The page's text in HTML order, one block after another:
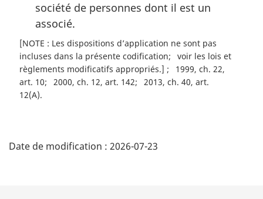
société de personnes dont il est un
associé.
[NOTE : Les dispositions d’application ne sont pas
incluses dans la présente codification
voir les lois et
règlements modificatifs appropriés.]
1999, ch. 22,
art. 10
2000, ch. 12, art. 142
2013, ch. 40, art.
12(A)
é
Date de modification : 2026-07-23